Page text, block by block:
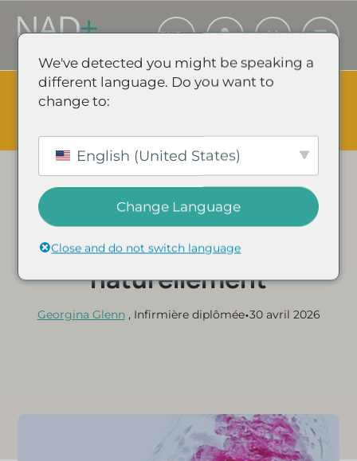
The Summer Sale is Live.Save up to 45% - Try for less or
Catégorie : GUIDES DE STYLE DE VIE ET ARTICLES
Comment soutenir la
santé mitochondriale
naturellement
Georgina Glenn, Infirmière diplômée•30 avril 2026
We've detected you might be speaking a
different language. Do you want to
change to:
English (United States)
Change Language
Close and do not switch language